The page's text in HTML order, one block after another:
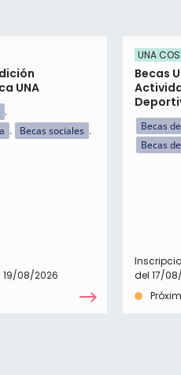
UNA
Becas sociales
08/2026
UNA
Becas
Becas
Becas
del 17/